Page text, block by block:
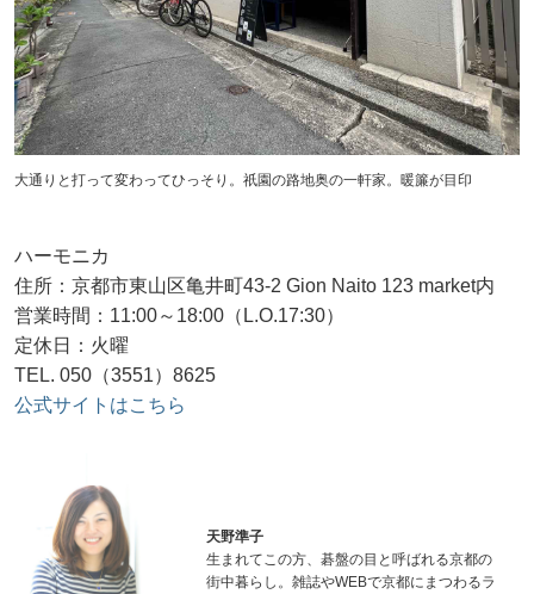
大通りと打って変わってひっそり。祇園の路地奥の一軒家。暖簾が目印
ハーモニカ
住所：京都市東山区亀井町43-2 Gion Naito 123 market内
営業時間：11:00～18:00（L.O.17:30）
定休日：火曜
TEL. 050（3551）8625
公式サイトはこちら
天野準子
生まれてこの方、碁盤の目と呼ばれる京都の
街中暮らし。雑誌やWEBで京都にまつわるラ